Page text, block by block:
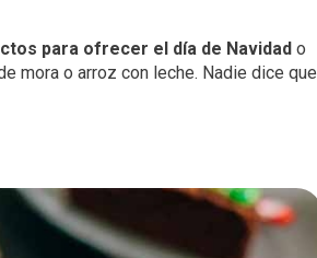
para ofrecer el día de Navidad o
mora o arroz con leche. Nadie dice que